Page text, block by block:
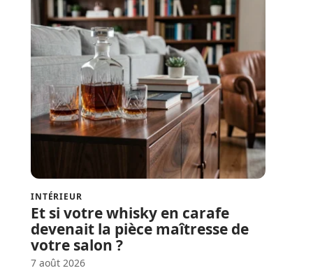
INTÉRIEUR
Et si votre whisky en carafe
devenait la pièce maîtresse de
votre salon ?
7 août 2026